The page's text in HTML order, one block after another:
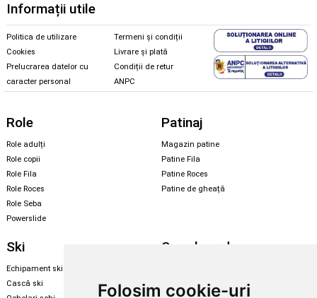
Folosim cookie-uri
Informații utile
Politica de utilizare
Cookies
Prelucrarea datelor cu
caracter personal
Termeni și condiții
Livrare și plată
Condiții de retur
ANPC
Role
Role adulți
Role copii
Role Fila
Role Roces
Role Seba
Powerslide
Patinaj
Magazin patine
Patine Fila
Patine Roces
Patine de gheață
Ski
Echipament ski
Cască ski
Snowboard
Echipament snowboard